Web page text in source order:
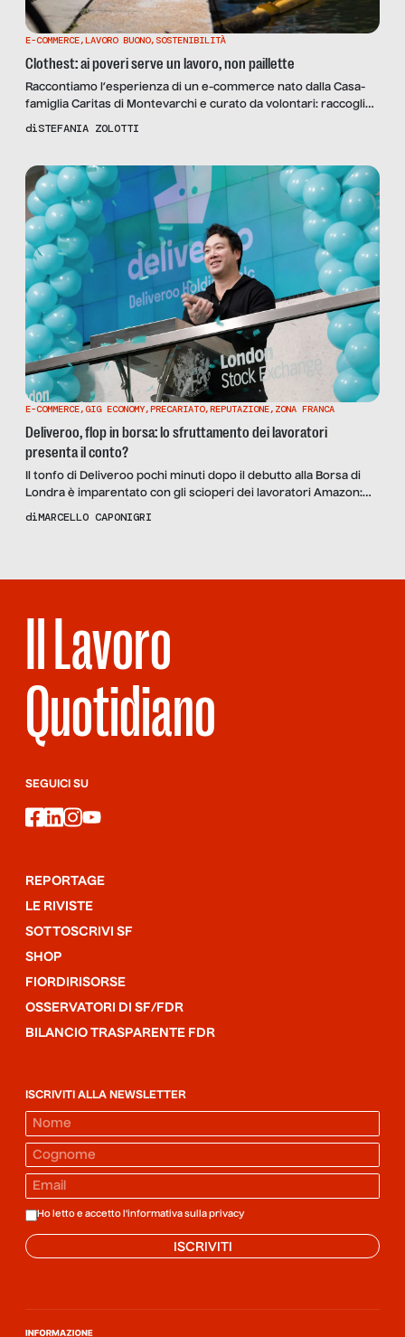
E-COMMERCE,LAVORO BUONO, SOSTENIBILITÀ
Clothest: ai poveri serve un lavoro, non paillette
Raccontiamo l’esperienza di un e-commerce nato dalla Casa-
famiglia Caritas di Montevarchi e curato da volontari: raccoglie
donazioni di abiti di alta moda e li rivende, per estenderne
diSTEFANIA ZOLOTTI
E-COMMERCE,GIG ECONOMY,PRECARIATO,REPUTAZIONE, ZONA FRANCA
Deliveroo, flop in borsa: lo sfruttamento dei lavoratori
presenta il conto?
Il tonfo di Deliveroo pochi minuti dopo il debutto alla Borsa di
Londra è imparentato con gli scioperi dei lavoratori Amazon:
una lezione per le aziende del food delivery e non solo.
diMARCELLO CAPONIGRI
Il Lavoro
Quotidiano
SEGUICI SU
facebook
linkedin
instagram
youtube
REPORTAGE
LE RIVISTE
SOTTOSCRIVI SF
SHOP
FIORDIRISORSE
OSSERVATORI DI SF/FDR
BILANCIO TRASPARENTE FDR
ISCRIVITI ALLA NEWSLETTER
Ho letto e accetto l'informativa sulla privacy
ISCRIVITI